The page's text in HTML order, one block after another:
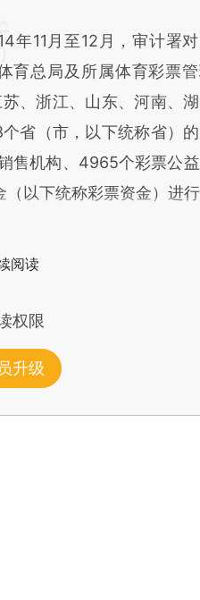
11月至12月，审计署
育总局及所属体育彩票
、浙江、山东、河南、湖
省（市，以下统称省）
售机构、4965个彩票公
以下统称彩票资金）进
阅读
权限
升级